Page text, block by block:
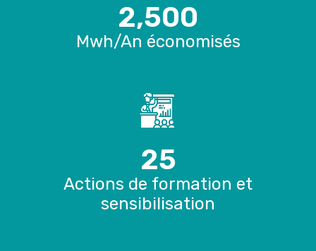
2,500
Mwh/An économisés
25
Actions de formation et
sensibilisation